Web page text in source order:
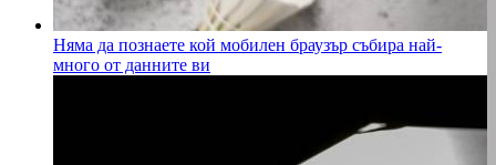
Няма да познаете кой мобилен браузър събира най-
много от данните ви